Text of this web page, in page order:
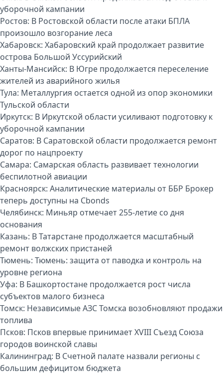
уборочной кампании
Ростов: В Ростовской области после атаки БПЛА
произошло возгорание леса
Хабаровск: Хабаровский край продолжает развитие
острова Большой Уссурийский
Ханты-Мансийск: В Югре продолжается переселение
жителей из аварийного жилья
Тула: Металлургия остается одной из опор экономики
Тульской области
Иркутск: В Иркутской области усиливают подготовку к
уборочной кампании
Саратов: В Саратовской области продолжается ремонт
дорог по нацпроекту
Самара: Самарская область развивает технологии
беспилотной авиации
Красноярск: Аналитические материалы от ББР Брокер
теперь доступны на Cbonds
Челябинск: Миньяр отмечает 255-летие со дня
основания
Казань: В Татарстане продолжается масштабный
ремонт волжских пристаней
Тюмень: Тюмень: защита от паводка и контроль на
уровне региона
Уфа: В Башкортостане продолжается рост числа
субъектов малого бизнеса
Томск: Независимые АЗС Томска возобновляют продажи
топлива
Псков: Псков впервые принимает XVIII Съезд Союза
городов воинской славы
Калининград: В Счетной палате назвали регионы с
большим дефицитом бюджета